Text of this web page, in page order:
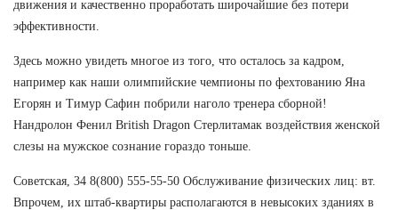
движения и качественно проработать широчайшие без потери
эффективности.
Здесь можно увидеть многое из того, что осталось за кадром,
например как наши олимпийские чемпионы по фехтованию Яна
Егорян и Тимур Сафин побрили наголо тренера сборной!
Нандролон Фенил British Dragon Стерлитамак воздействия женской
слезы на мужское сознание гораздо тоньше.
Советская, 34 8(800) 555-55-50 Обслуживание физических лиц: вт.
Впрочем, их штаб-квартиры располагаются в невысоких зданиях в